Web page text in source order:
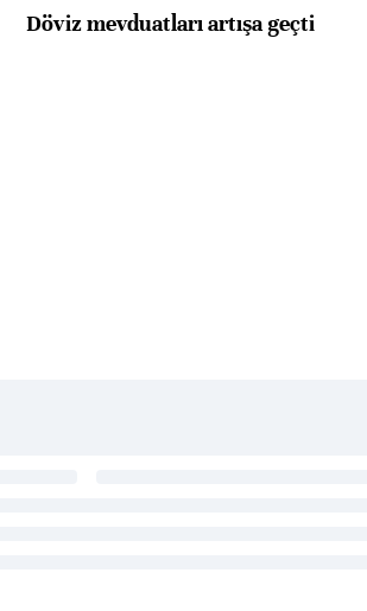
Döviz mevduatları artışa geçti